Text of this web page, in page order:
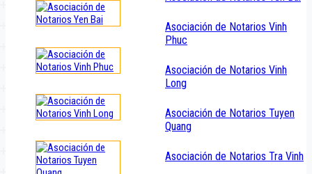
Asociación de Notarios Vinh
Phuc
Asociación de Notarios Vinh
Long
Asociación de Notarios Tuyen
Quang
Asociación de Notarios Tra Vinh